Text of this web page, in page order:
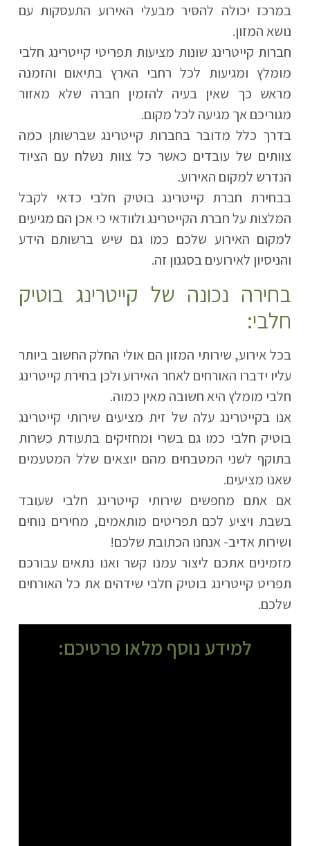
במרכז יכולה להסיר מבעלי האירוע התעסקות עם
נושא המזון.
חברות קייטרינג שונות מציעות תפריטי קייטרינג חלבי
מומלץ ומגיעות לכל רחבי הארץ בתיאום והזמנה
מראש כך שאין בעיה להזמין חברה שלא מאזור
מגוריכם אך מגיעה לכל מקום.
בדרך כלל מדובר בחברות קייטרינג שברשותן כמה
צוותים של עובדים כאשר כל צוות נשלח עם הציוד
הנדרש למקום האירוע.
בבחירת חברת קייטרינג בוטיק חלבי כדאי לקבל
המלצות על חברת הקייטרינג ולוודאי כי אכן הם מגיעים
למקום האירוע שלכם כמו גם שיש ברשותם הידע
והניסיון לאירועים בסגנון זה.
בחירה נכונה של קייטרינג בוטיק
חלבי:
בכל אירוע, שירותי המזון הם אולי החלק החשוב ביותר
עליו ידברו האורחים לאחר האירוע ולכן בחירת קייטרינג
חלבי מומלץ היא חשובה מאין כמוה.
אנו בקייטרינג עלה של זית מציעים שירותי קייטרינג
בוטיק חלבי כמו גם בשרי ומחזיקים בתעודת כשרות
בתוקף לשני המטבחים מהם יוצאים שלל המטעמים
שאנו מציעים.
אם אתם מחפשים שירותי קייטרינג חלבי שעובד
בשבת ויציע לכם תפריטים מותאמים, מחירים נוחים
ושירות אדיב- אנחנו הכתובת שלכם!
מזמינים אתכם ליצור עמנו קשר ואנו נתאים עבורכם
תפריט קייטרינג בוטיק חלבי שידהים את כל האורחים
שלכם.
למידע נוסף מלאו פרטיכם: